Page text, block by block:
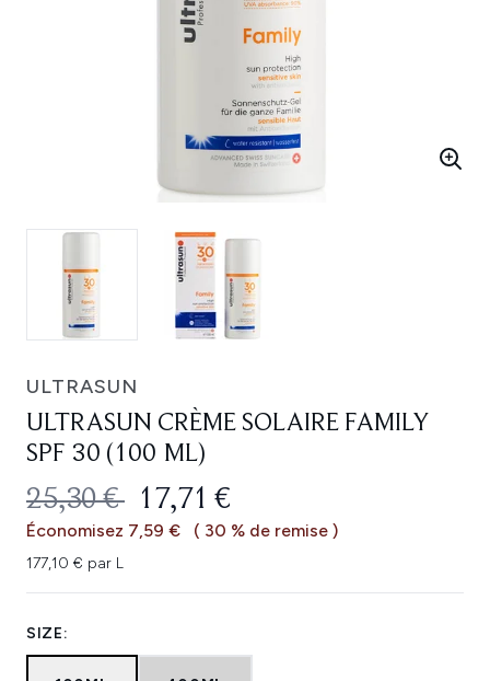
ULTRASUN
ULTRASUN CRÈME SOLAIRE FAMILY
SPF 30 (100 ML)
PRIX DE VENTE :
25,30 € PRIX ​​ACTUEL :
17,71 €
Économisez 7,59 € ( 30 % de remise )
177,10 € par L
SIZE: